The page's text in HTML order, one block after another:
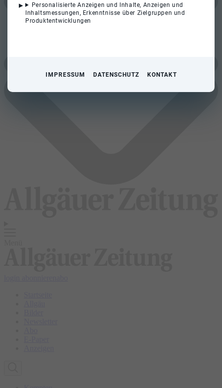
Personalisierte Anzeigen und Inhalte, Anzeigen und
Inhaltsmessungen, Erkenntnisse über Zielgruppen und
Produktentwicklungen
IMPRESSUM DATENSCHUTZ KONTAKT